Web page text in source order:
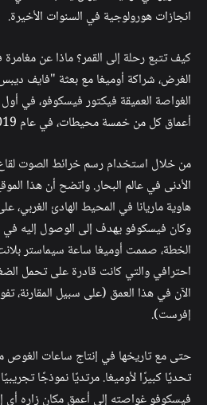
انجازات هورولوجية في السنوات الأخيرة.
كيف تتبع رحلة إلى القمر؟ ماذا عن
الغرض، شراكة أوميغا مع بعثة "فايف
الغواصة العميقة فيكتور فيسكوفو، في أول
أعماق كل من خمسة محيطات، في عام 2019.
من خلال استخدام رسم خرائط الصوت لقاع
الأدنى في عالم البحار. واتضح أن هذا
وكان فيسكوفو يهدف إلى الوصول إليه
الخطة، صممت أوميغا ساعة سيماستر
احترافي والتي كانت قادرة على تحمل
الآن في هذا العمق (على سبيل المقارنة،
إفرست).
تحديًا كبيرًا لأوميغا. مرتديًا نموذجًا
فيسكوفو غواصته إلى أعمق مكان زاره أي